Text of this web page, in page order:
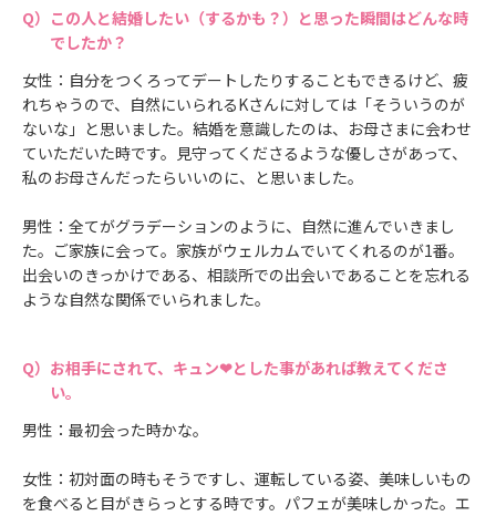
この人と結婚したい（するかも？）と思った瞬間はどんな時
でしたか？
女性：自分をつくろってデートしたりすることもできるけど、疲
れちゃうので、自然にいられるKさんに対しては「そういうのが
ないな」と思いました。結婚を意識したのは、お母さまに会わせ
ていただいた時です。見守ってくださるような優しさがあって、
私のお母さんだったらいいのに、と思いました。
男性：全てがグラデーションのように、自然に進んでいきまし
た。ご家族に会って。家族がウェルカムでいてくれるのが1番。
出会いのきっかけである、相談所での出会いであることを忘れる
ような自然な関係でいられました。
お相手にされて、キュン❤とした事があれば教えてくださ
い。
男性：最初会った時かな。
女性：初対面の時もそうですし、運転している姿、美味しいもの
を食べると目がきらっとする時です。パフェが美味しかった。エ